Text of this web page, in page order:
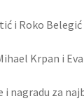
i Roko
Krpan i
i nagradu za